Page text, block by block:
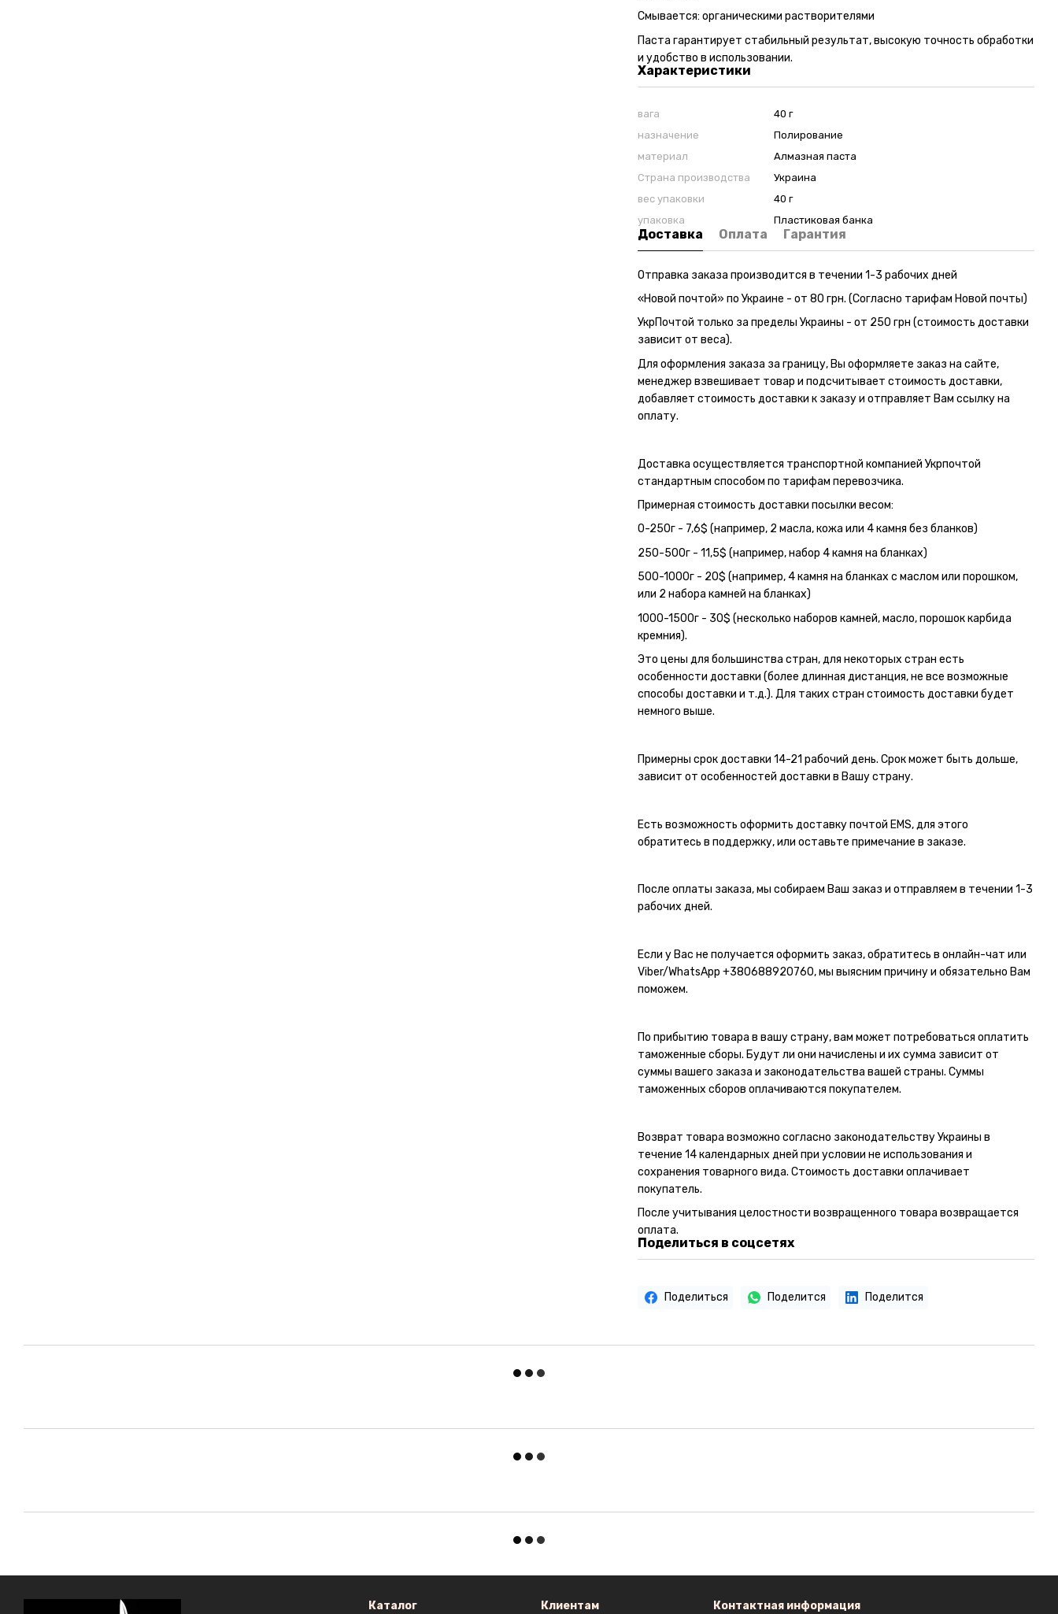
Смывается: органическими растворителями
Паста гарантирует стабильный результат, высокую точность обработки
и удобство в использовании.
Характеристики
вага
40 г
назначение
Полирование
материал
Алмазная паста
Страна производства
Украина
вес упаковки
40 г
упаковка
Пластиковая банка
Доставка Оплата Гарантия
Отправка заказа производится в течении 1-3 рабочих дней
«Новой почтой» по Украине - от 80 грн. (Согласно тарифам Новой почты)
УкрПочтой только за пределы Украины - от 250 грн (стоимость доставки
зависит от веса).
Для оформления заказа за границу, Вы оформляете заказ на сайте,
менеджер взвешивает товар и подсчитывает стоимость доставки,
добавляет стоимость доставки к заказу и отправляет Вам ссылку на
оплату.
Доставка осуществляется транспортной компанией Укрпочтой
стандартным способом по тарифам перевозчика.
Примерная стоимость доставки посылки весом:
0-250г - 7,6$ (например, 2 масла, кожа или 4 камня без бланков)
250-500г - 11,5$ (например, набор 4 камня на бланках)
500-1000г - 20$ (например, 4 камня на бланках с маслом или порошком,
или 2 набора камней на бланках)
1000-1500г - 30$ (несколько наборов камней, масло, порошок карбида
кремния).
Это цены для большинства стран, для некоторых стран есть
особенности доставки (более длинная дистанция, не все возможные
способы доставки и т.д.). Для таких стран стоимость доставки будет
немного выше.
Примерны срок доставки 14-21 рабочий день. Срок может быть дольше,
зависит от особенностей доставки в Вашу страну.
Есть возможность оформить доставку почтой EMS, для этого
обратитесь в поддержку, или оставьте примечание в заказе.
После оплаты заказа, мы собираем Ваш заказ и отправляем в течении 1-3
рабочих дней.
Если у Вас не получается оформить заказ, обратитесь в онлайн-чат или
Viber/WhatsApp+380688920760, мы выясним причину и обязательно Вам
поможем.
По прибытию товара в вашу страну, вам может потребоваться оплатить
таможенные сборы. Будут ли они начислены и их сумма зависит от
суммы вашего заказа и законодательства вашей страны. Суммы
таможенных сборов оплачиваются покупателем.
Возврат товара возможно согласно законодательству Украины в
течение 14 календарных дней при условии не использования и
сохранения товарного вида. Стоимость доставки оплачивает
покупатель.
После учитывания целостности возвращенного товара возвращается
оплата.
Поделиться в соцсетях
Поделиться Поделится Поделится
Каталог Клиентам Контактная информация